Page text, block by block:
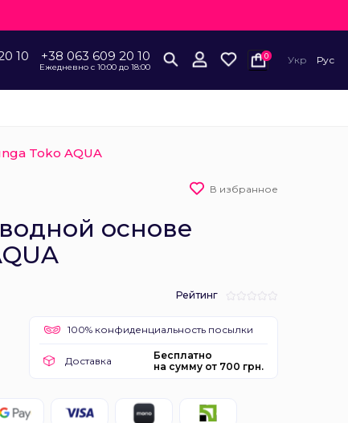
10 +38 063 609 20 10
Ежедневно с 10:00 до 18:00
0 Укр Рус
Toko AQUA
В избранное
основе
Рейтинг
100% конфиденциальность посылки
Доставка
Бесплатно
на сумму от 700 грн.